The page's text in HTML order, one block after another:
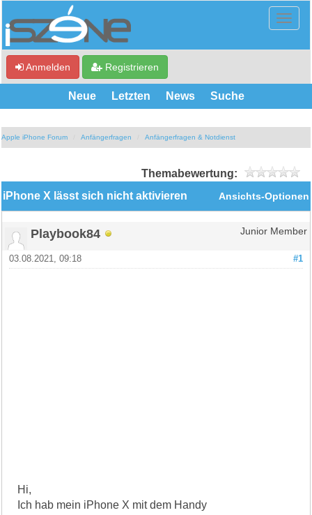
Anmelden Registrieren
Neue Letzten News Suche
Apple iPhone Forum Anfängerfragen Anfängerfragen & Notdienst
Themabewertung:
Ansichts-Optionen
iPhone X lässt sich nicht aktivieren
Playbook84 Junior Member
#1
03.08.2021, 09:18
Hi,
Ich hab mein iPhone X mit dem Handy